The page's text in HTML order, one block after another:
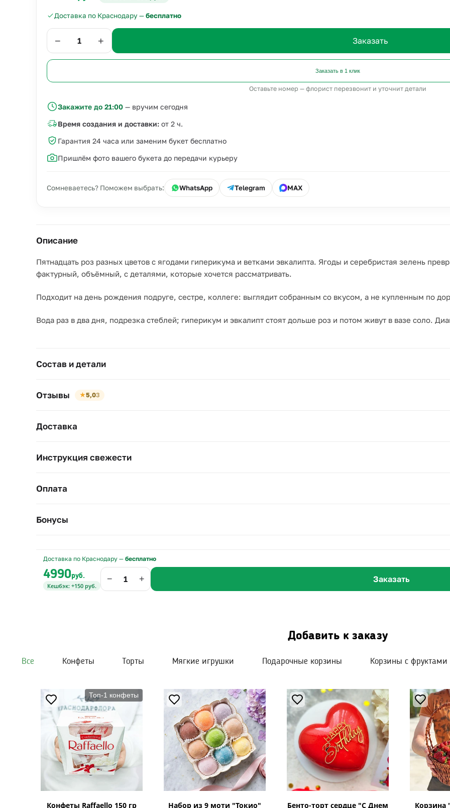
Доставка по Краснодару —бесплатно
− + Заказать
Заказать в 1 клик
Оставьте номер — флорист перезвонит и уточнит детали
Закажите до 21:00 — вручим сегодня
Время создания и доставки: от 2 ч.
Гарантия 24 часа или заменим букет бесплатно
Пришлём фото вашего букета до передачи курьеру
Сомневаетесь? Поможем выбрать: WhatsApp Telegram MAX
Описание
Пятнадцать роз разных цветов с ягодами гиперикума и ветками эвкалипта. Ягоды и серебристая зелень
фактурный, объёмный, с деталями, которые хочется рассматривать.
Подходит на день рождения подруге, сестре, коллеге: выглядит собранным со вкусом, а не купленным по
Вода раз в два дня, подрезка стеблей; гиперикум и эвкалипт стоят дольше роз и потом живут в вазе соло.
Состав и детали
Отзывы ★5,03
Доставка
Инструкция свежести
Оплата
Бонусы
Доставка по Краснодару — бесплатно
4990руб.
Кешбэк: +150 руб.
− + Заказать
Добавить к заказу
Все Конфеты Торты Мягкие игрушки Подарочные корзины Корзины с фруктами
Топ-1 конфеты
Конфеты Raffaello 150 гр Набор из 9 моти "Токио" Бенто-торт сердце "С Днем Корзина